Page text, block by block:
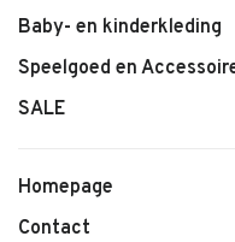
Baby- en kinderkleding
Speelgoed en
SALE
Homepage
Contact